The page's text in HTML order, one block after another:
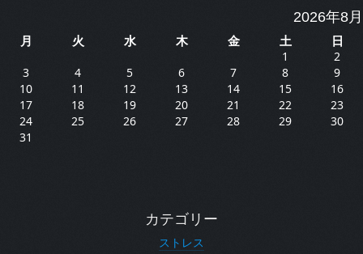
2026年8月
月
火 水 木 金 土 日
1
2
3
4 5 6 7 8
9
10
11 12 13 14 15
16
17
18 19 20 21 22
23
24
25 26 27 28 29
30
31
カテゴリー
ストレス